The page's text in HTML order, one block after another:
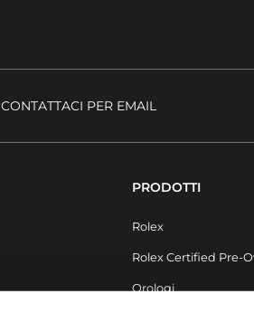
CONTATTACI PER EMAIL
PRODOTTI
Rolex
Rolex Certified Pre-
Orologi